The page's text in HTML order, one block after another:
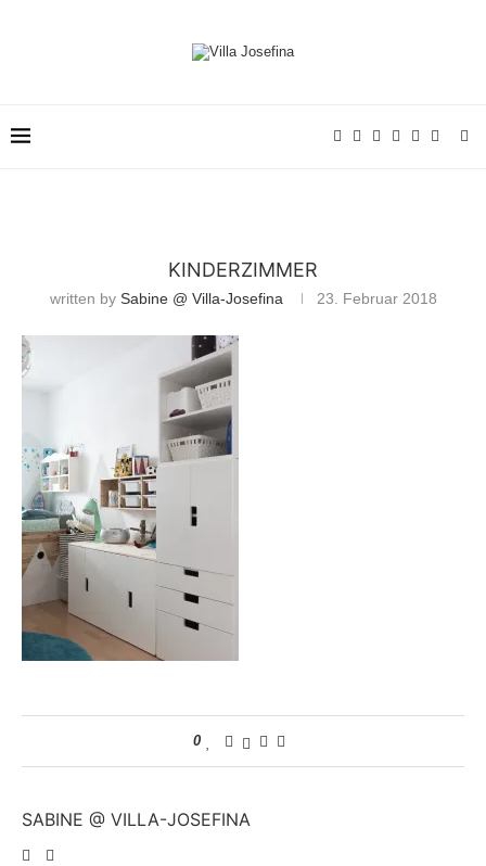
KINDERZIMMER
written by Sabine @ Villa-Josefina 23. Februar 2018
0
SABINE @ VILLA-JOSEFINA